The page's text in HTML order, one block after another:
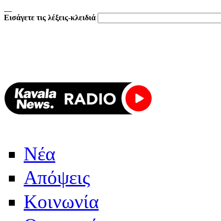
Εισάγετε τις λέξεις-κλειδιά
Νέα
Απόψεις
Κοινωνία